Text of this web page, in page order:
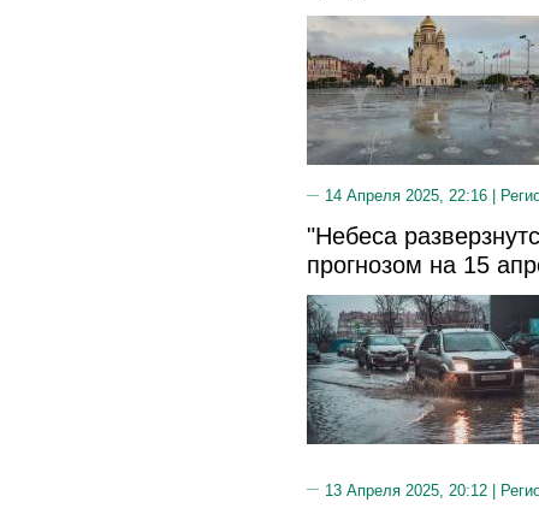
14 Апреля 2025, 22:16 |
"Небеса
прогнозом на 15
13 Апреля 2025, 20:12 |